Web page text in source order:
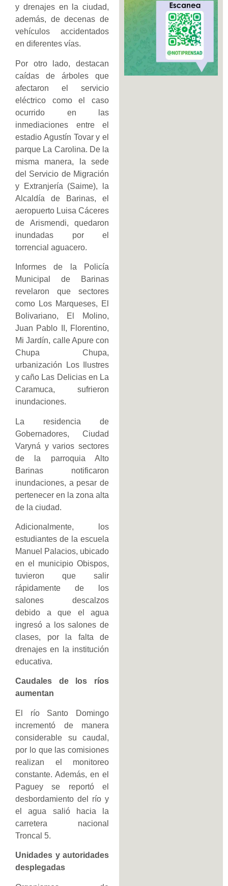
y drenajes en la ciudad,
además, de decenas de
vehículos accidentados
en diferentes vías.
Por otro lado, destacan
caídas de árboles que
afectaron el servicio
eléctrico como el caso
ocurrido en las
inmediaciones entre el
estadio Agustín Tovar y el
parque La Carolina. De la
misma manera, la sede
del Servicio de Migración
y Extranjería (Saime), la
Alcaldía de Barinas, el
aeropuerto Luisa Cáceres
de Arismendi, quedaron
inundadas por el
torrencial aguacero.
Informes de la Policía
Municipal de Barinas
revelaron que sectores
como Los Marqueses, El
Bolivariano, El Molino,
Juan Pablo II, Florentino,
Mi Jardín, calle Apure con
Chupa Chupa,
urbanización Los Ilustres
y caño Las Delicias en La
Caramuca, sufrieron
inundaciones.
La residencia de
Gobernadores, Ciudad
Varyná y varios sectores
de la parroquia Alto
Barinas notificaron
inundaciones, a pesar de
pertenecer en la zona alta
de la ciudad.
Adicionalmente, los
estudiantes de la escuela
Manuel Palacios, ubicado
en el municipio Obispos,
tuvieron que salir
rápidamente de los
salones descalzos
debido a que el agua
ingresó a los salones de
clases, por la falta de
drenajes en la institución
educativa.
Caudales de los ríos
aumentan
El río Santo Domingo
incrementó de manera
considerable su caudal,
por lo que las comisiones
realizan el monitoreo
constante. Además, en el
Paguey se reportó el
desbordamiento del río y
el agua salió hacia la
carretera nacional
Troncal 5.
Unidades y autoridades
desplegadas